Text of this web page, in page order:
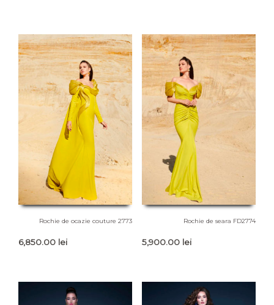
până
la
Rochie de ocazie couture 2773
6,850.00 lei
Rochie de seara FD2774
5,900.00 lei